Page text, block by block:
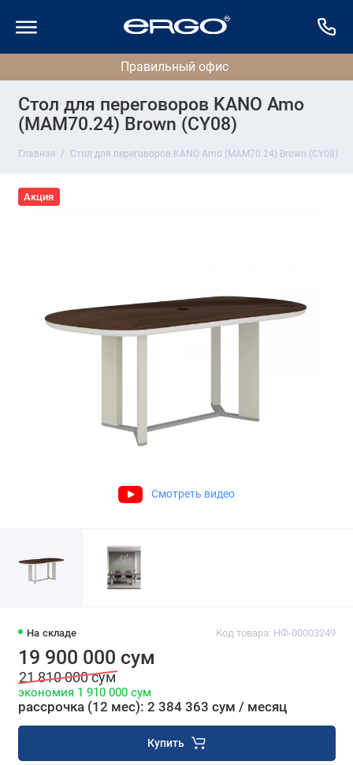
Стол для переговоров KANO Amo
(MAM70.24) Brown (CY08)
Главная Стол для переговоров KANO Amo (MAM70.24) Brown (CY08)
Акция
Смотреть видео
На складе Код товара: НФ-00003249
19 900 000 сум
21 810 000 сум
экономия 1 910 000 сум
рассрочка (12 мес): 2 384 363 сум / месяц
Купить